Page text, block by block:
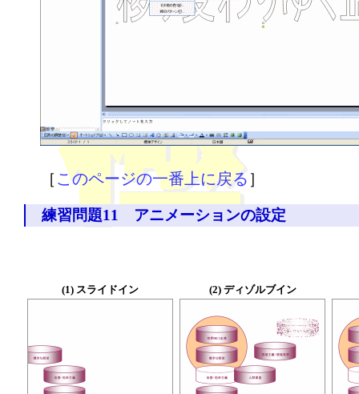
［ このページの一番上に戻る ］
練習問題11 アニメーションの設定
(1) スライドイン (2) ディゾルブイン